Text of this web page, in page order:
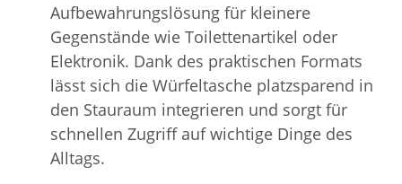
Aufbewahrungslösung für kleinere
Gegenstände wie Toilettenartikel oder
Elektronik. Dank des praktischen Formats
lässt sich die Würfeltasche platzsparend in
den Stauraum integrieren und sorgt für
schnellen Zugriff auf wichtige Dinge des
Alltags.